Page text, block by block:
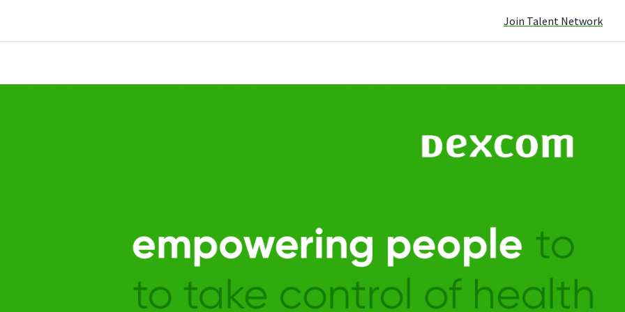
Join Talent Network